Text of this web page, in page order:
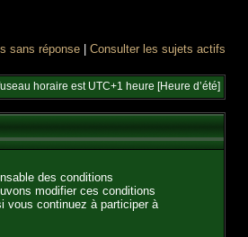
sans réponse Consulter les sujets actifs
horaire est UTC+1 heure [Heure d’été]
des conditions
modifier ces conditions
vous continuez à participer à